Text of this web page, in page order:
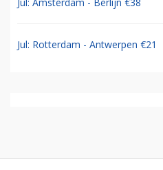
Jul: Rotterdam - Antwerpen €21